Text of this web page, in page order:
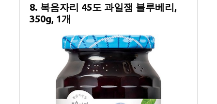
8. 복음자리 45도 과일잼 블루베리,
350g, 1개